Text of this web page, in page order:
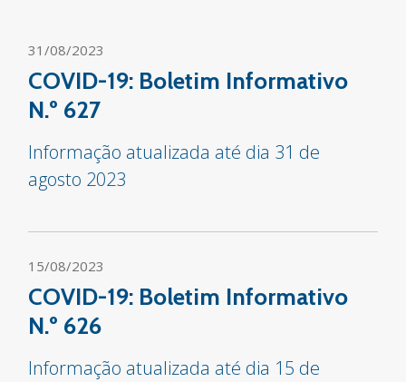
31/08/2023
COVID-19: Boletim Informativo
N.º 627
Informação atualizada até dia 31 de
agosto 2023
15/08/2023
COVID-19: Boletim Informativo
N.º 626
Informação atualizada até dia 15 de